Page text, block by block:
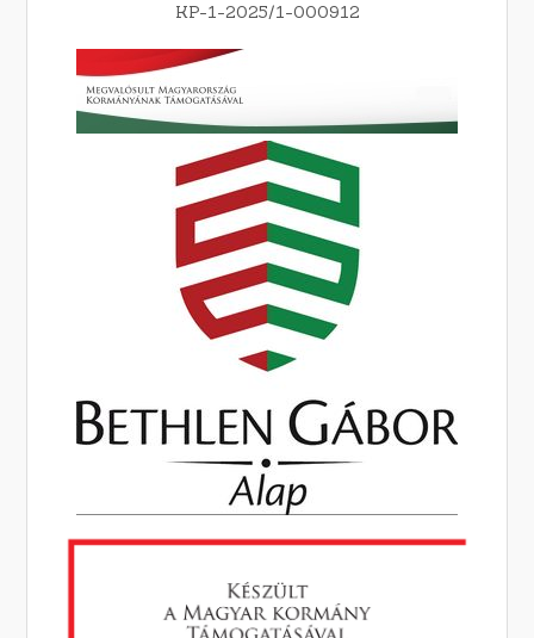
KP-1-2025/1-000912